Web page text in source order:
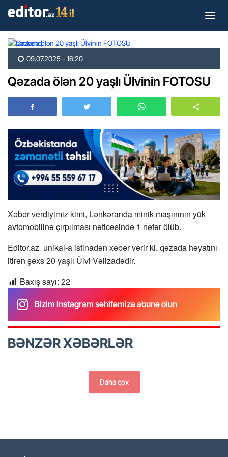
09.07.2025 - 16:20
Qəzada ölən 20 yaşlı Ülvinin FOTOSU
Xəbər verdiyimiz kimi, Lənkəranda minik maşınının yük
avtomobilinə çırpılması nəticəsində 1 nəfər ölüb.
Editor.az unikal-a istinadən xəbər verir ki, qəzada həyatını
itirən şəxs 20 yaşlı Ülvi Vəlizadədir.
Baxış sayı: 22
Bizim Instagram səhifəmizə abunə olun
BƏNZƏR XƏBƏRLƏR
Daha çox